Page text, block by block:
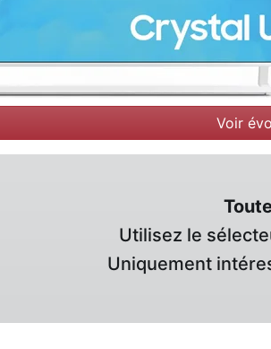
Voir
Utilisez le
Uniquement